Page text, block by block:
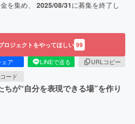
を集め、 2025/08/31に募集を終了し
ロジェクトをやってほしい 99
ェア LINEで送る
URLコピー
ード
が“自分を表現できる場”を作り